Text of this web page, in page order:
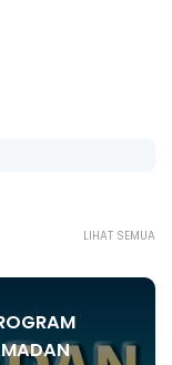
LIHAT SEMUA